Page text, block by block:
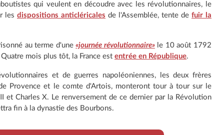
qui veulent en découdre avec les révolutionnaires, le
les dispositions anticléricales de l'Assemblée, tente de fuir la
au terme d'une«journée révolutionnaire»le 10 août 1792
mois plus tôt, la France est entrée en République.
et de guerres napoléoniennes, les deux frères
Provence et le comte d'Artois, monteront tour à tour sur le
et Charles X. Le renversement de ce dernier par la Révolution
fin à la dynastie des Bourbons.